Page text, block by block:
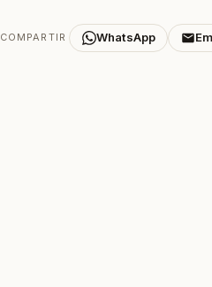
COMPARTIR WhatsApp